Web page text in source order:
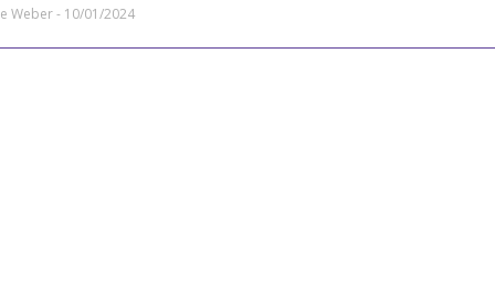
Weber 10/01/2024